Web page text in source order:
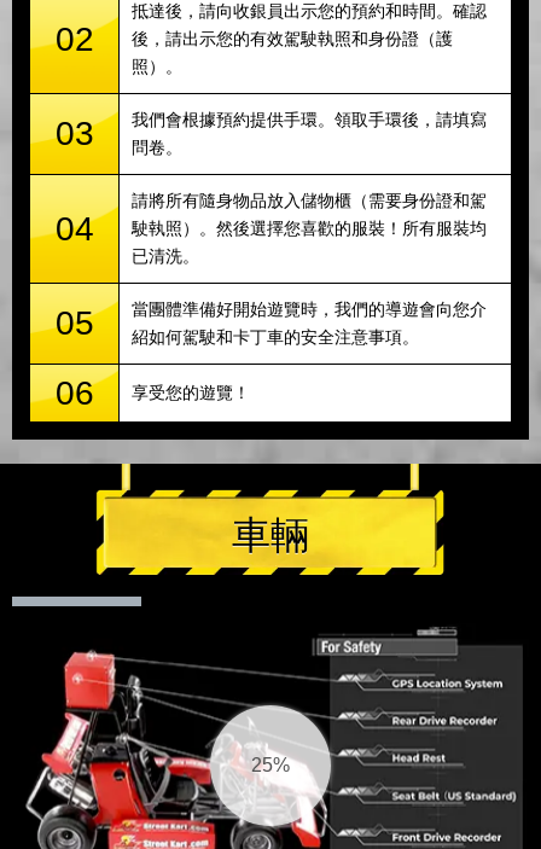
02
抵達後，請向收銀員出示您的預約和時間。確認
後，請出示您的有效駕駛執照和身份證（護
照）。
03
我們會根據預約提供手環。領取手環後，請填寫
問卷。
04
請將所有隨身物品放入儲物櫃（需要身份證和駕
駛執照）。然後選擇您喜歡的服裝！所有服裝均
已清洗。
05
當團體準備好開始遊覽時，我們的導遊會向您介
紹如何駕駛和卡丁車的安全注意事項。
06 享受您的遊覽！
車輛
26%